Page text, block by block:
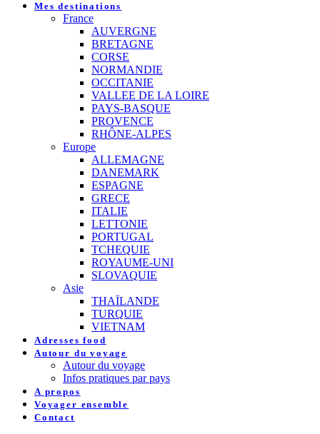
Mes destinations
France
AUVERGNE
BRETAGNE
CORSE
NORMANDIE
OCCITANIE
VALLEE DE LA LOIRE
PAYS-BASQUE
PROVENCE
RHÔNE-ALPES
Europe
ALLEMAGNE
DANEMARK
ESPAGNE
GRECE
ITALIE
LETTONIE
PORTUGAL
TCHEQUIE
ROYAUME-UNI
SLOVAQUIE
Asie
THAÏLANDE
TURQUIE
VIETNAM
Adresses food
Autour du voyage
Autour du voyage
Infos pratiques par pays
A propos
Voyager ensemble
Contact